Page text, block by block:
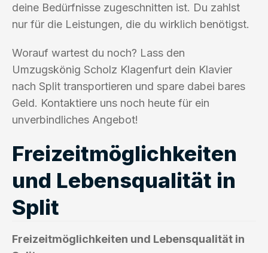
deine Bedürfnisse zugeschnitten ist. Du zahlst
nur für die Leistungen, die du wirklich benötigst.
Worauf wartest du noch? Lass den
Umzugskönig Scholz Klagenfurt dein Klavier
nach Split transportieren und spare dabei bares
Geld. Kontaktiere uns noch heute für ein
unverbindliches Angebot!
Freizeitmöglichkeiten
und Lebensqualität in
Split
Freizeitmöglichkeiten und Lebensqualität in